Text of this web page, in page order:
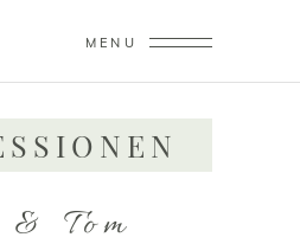
MENU
Tom